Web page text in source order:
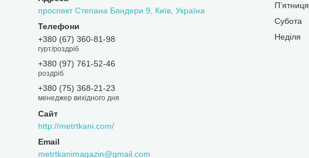
проспект Степана Бандери 9, Київ, Україна
+380 (67) 360-81-98
гурт/роздріб
+380 (97) 761-52-46
роздріб
+380 (75) 368-21-23
менеджер вихідного дня
http://metrtkani.com/
metrtkanimagazin@gmail.com
Пʼятниця
Субота
Неділя